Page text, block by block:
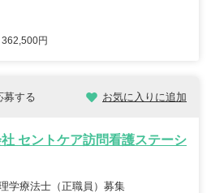
円
募する お気に入りに追加
セントケア訪問看護ステーシ
学療法士（正職員）募集